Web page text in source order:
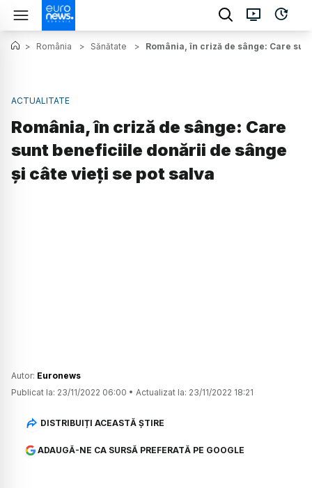
> România > Sănătate > România, în criză de sânge: Care
ACTUALITATE
România, în criză de sânge: Care
sunt beneficiile donării de sânge
și câte vieți se pot salva
Autor: Euronews
Publicat la: 23/11/2022 06:00 • Actualizat la: 23/11/2022 18:21
DISTRIBUIȚI ACEASTĂ ȘTIRE
ADAUGĂ-NE CA SURSĂ PREFERATĂ PE GOOGLE